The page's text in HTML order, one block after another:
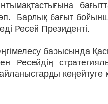
Барлық бағыт
Ресей Президенті.
барысында
Ресейдің
кеңейтуге